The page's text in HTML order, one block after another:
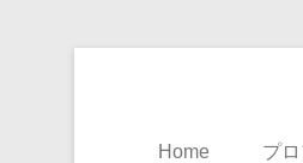
Home プ